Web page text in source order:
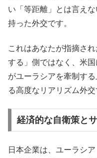
い「等距離」とは言え
持った外交です。
これはあなたが指摘さ
する」側ではなく、米
がユーラシアを牽制す
る高度なリアリズム外交
経済的な自衛策と
日本企業は、ユーラシ